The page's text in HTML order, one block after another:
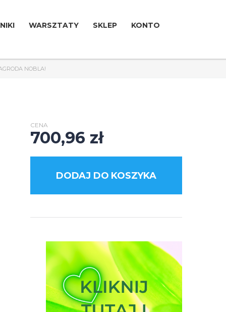
WARSZTATY SKLEP KONTO
NOBLA!
CENA
700,96 zł
DODAJ DO KOSZYKA